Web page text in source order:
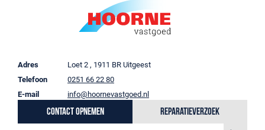
Adres
Loet 2 , 1911 BR Uitgeest
Telefoon
0251 66 22 80
E-mail
info@hoornevastgoed.nl
Contact opnemen Reparatieverzoek